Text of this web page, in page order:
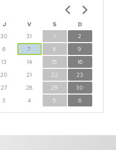
J V S
D
30 31 1
2
6 7 8
9
13 14 15
16
20 21 22
23
27 28 29
30
3 4 5 6
Paginación